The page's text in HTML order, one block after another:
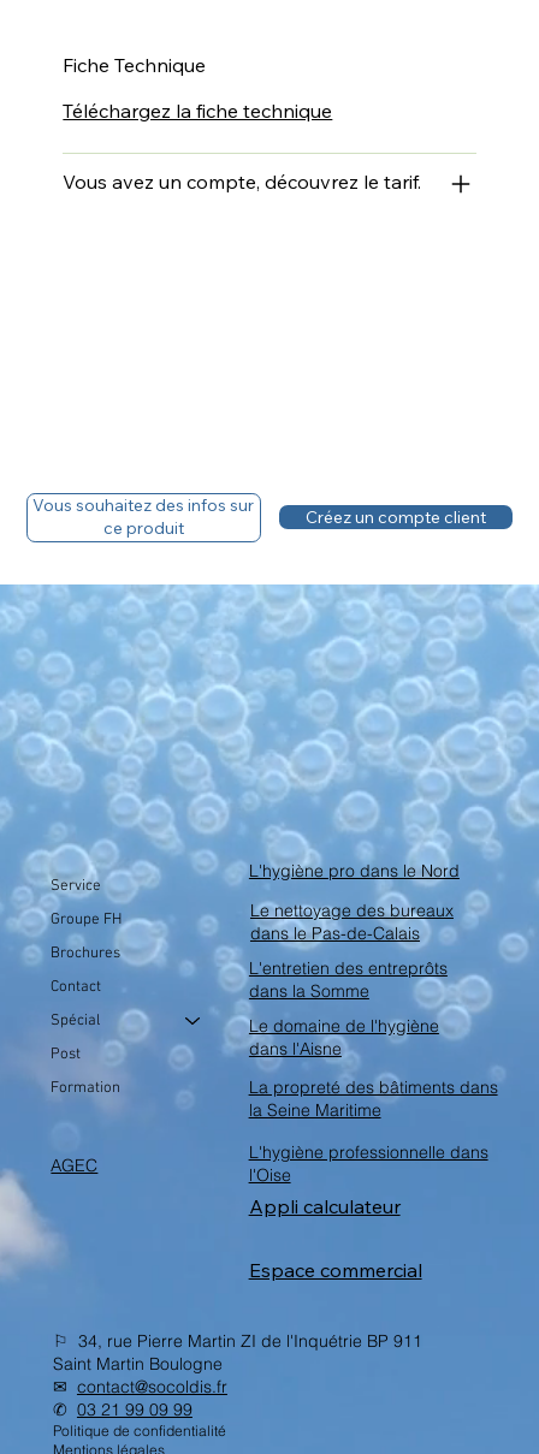
Fiche Technique
Téléchargez la fiche technique
Vous avez un compte, découvrez le tarif.
Vous souhaitez des infos sur
ce produit
Créez un compte client
Service
Groupe FH
Brochures
Contact
Spécial
Post
Formation
AGEC
L'hygiène pro dans le Nord
Le nettoyage des bureaux
dans le Pas-de-Calais
L'entretien des entreprôts
dans la Somme
Le domaine de l'hygiène
dans l'Aisne
La propreté des bâtiments dans
la Seine Maritime
L'hygiène professionnelle dans
l'Oise
Espace commercial
Appli calculateur
⚐ 34, rue Pierre Martin ZI de l'Inquétrie BP 911
Saint Martin Boulogne
✉︎ contact@socoldis.fr
✆ 03 21 99 09 99
Politique de confidentialité
Mentions légales